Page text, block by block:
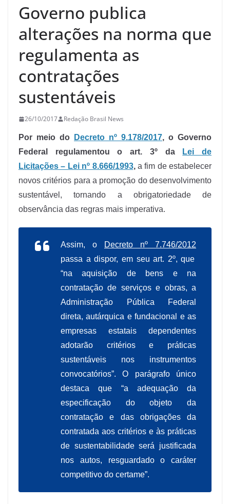
Governo publica
alterações na norma que
regulamenta as
contratações
sustentáveis
26/10/2017 Redação Brasil News
Por meio do Decreto nº 9.178/2017, o Governo
Federal regulamentou o art. 3º da
Lei de
Licitações – Lei nº 8.666/1993,a fim de estabelecer
novos critérios para a promoção do desenvolvimento
sustentável, tornando a obrigatoriedade de
observância das regras mais imperativa.
Assim, o
Decreto nº 7.746/2012
passa a dispor, em seu art. 2º, que
“na aquisição de bens e na
contratação de serviços e obras, a
Administração Pública Federal
direta, autárquica e fundacional e as
empresas estatais dependentes
adotarão critérios e práticas
sustentáveis nos instrumentos
convocatórios”. O parágrafo único
destaca que “a adequação da
especificação do objeto da
contratação e das obrigações da
contratada aos critérios e às práticas
de sustentabilidade será justificada
nos autos, resguardado o caráter
competitivo do certame”.